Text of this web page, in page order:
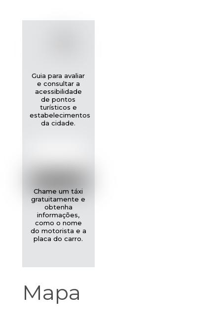
Guia para avaliar
e consultar a
acessibilidade
de pontos
turísticos e
estabelecimentos
da cidade.
Chame um táxi
gratuitamente e
obtenha
informações,
como o nome
do motorista e a
placa do carro.
Mapa